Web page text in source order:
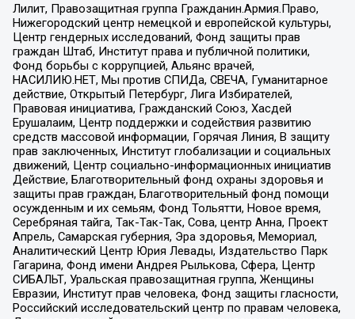
Лилит, Правозащитная группа Гражданин.Армия.Право,
Нижегородский центр немецкой и европейской культуры,
Центр гендерных исследований, Фонд защиты прав
граждан Штаб, Институт права и публичной политики,
Фонд борьбы с коррупцией, Альянс врачей,
НАСИЛИЮ.НЕТ, Мы против СПИДа, СВЕЧА, Гуманитарное
действие, Открытый Петербург, Лига Избирателей,
Правовая инициатива, Гражданский Союз, Хасдей
Ерушалаим, Центр поддержки и содействия развитию
средств массовой информации, Горячая Линия, В защиту
прав заключенных, Институт глобализации и социальных
движений, Центр социально-информационных инициатив
Действие, Благотворительный фонд охраны здоровья и
защиты прав граждан, Благотворительный фонд помощи
осужденным и их семьям, Фонд Тольятти, Новое время,
Серебряная тайга, Так-Так-Так, Сова, центр Анна, Проект
Апрель, Самарская губерния, Эра здоровья, Мемориал,
Аналитический Центр Юрия Левады, Издательство Парк
Гагарина, Фонд имени Андрея Рылькова, Сфера, Центр
СИБАЛЬТ, Уральская правозащитная группа, Женщины
Евразии, Институт прав человека, Фонд защиты гласности,
Российский исследовательский центр по правам человека,